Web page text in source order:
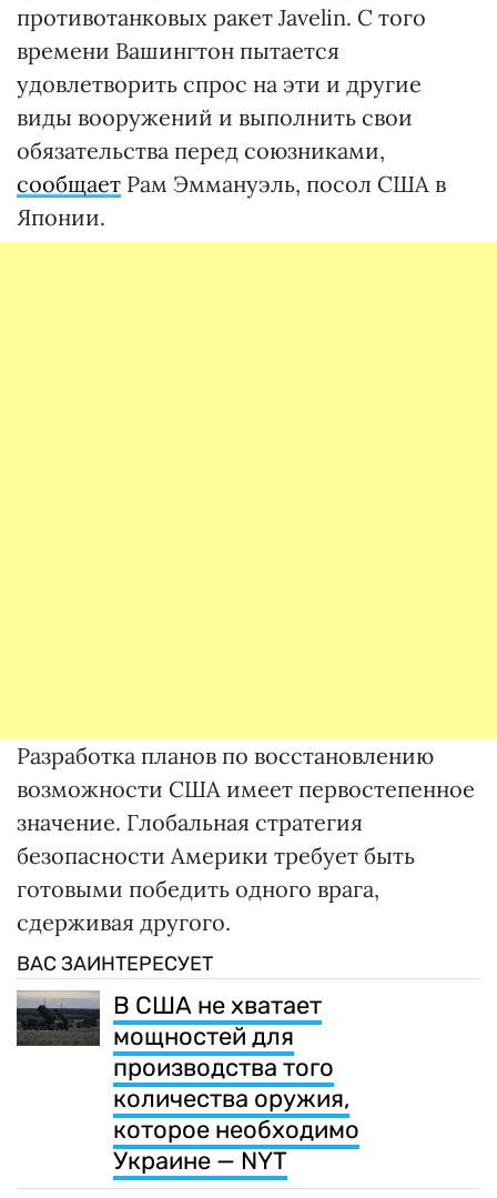
противотанковых ракет Javelin. С того
времени Вашингтон пытается
удовлетворить спрос на эти и другие
виды вооружений и выполнить свои
обязательства перед союзниками,
сообщает Рам Эммануэль, посол США в
Японии.
Разработка планов по восстановлению
возможности США имеет первостепенное
значение. Глобальная стратегия
безопасности Америки требует быть
готовыми победить одного врага,
сдерживая другого.
ВАС ЗАИНТЕРЕСУЕТ
В США не хватает
мощностей для
производства того
количества оружия,
которое необходимо
Украине — NYT